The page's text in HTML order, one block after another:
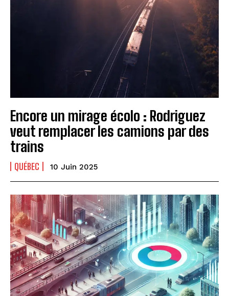
Encore un mirage écolo : Rodriguez
veut remplacer les camions par des
trains
QUÉBEC 10 Juin 2025